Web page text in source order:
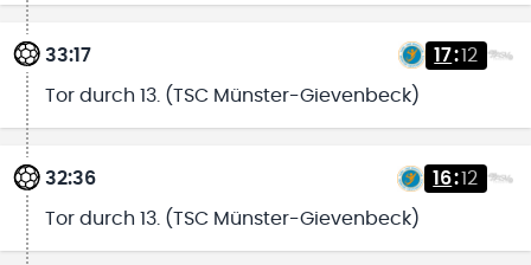
33:17 17:12
Tor durch 13. (TSC Münster-Gievenbeck)
32:36 16:12
Tor durch 13. (TSC Münster-Gievenbeck)